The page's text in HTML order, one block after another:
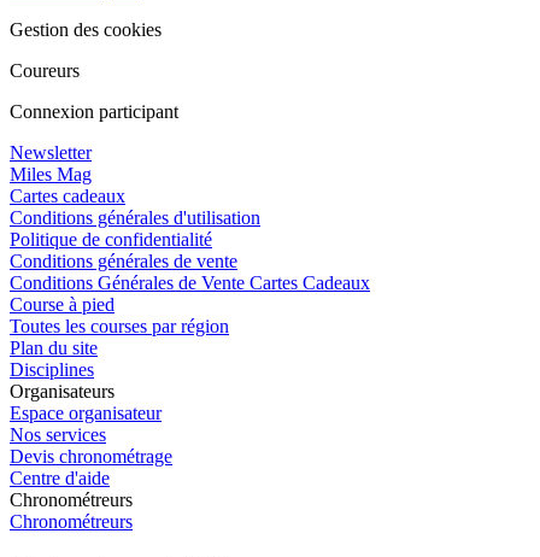
Gestion des cookies
Coureurs
Connexion participant
Newsletter
Miles Mag
Cartes cadeaux
Conditions générales d'utilisation
Politique de confidentialité
Conditions générales de vente
Conditions Générales de Vente Cartes Cadeaux
Course à pied
Toutes les courses par région
Plan du site
Disciplines
Organisateurs
Espace organisateur
Nos services
Devis chronométrage
Centre d'aide
Chronométreurs
Chronométreurs